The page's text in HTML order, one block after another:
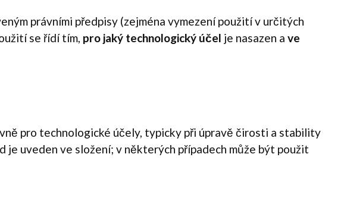
právními předpisy (zejména vymezení použití v určitých
se řídí tím, pro jaký technologický účel je nasazen a ve
pro technologické účely, typicky při úpravě čirosti a stability
uveden ve složení; v některých případech může být použit